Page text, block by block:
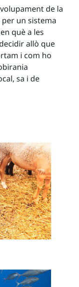
de la
un sistema
què a les
allò que
i com ho
sa i de